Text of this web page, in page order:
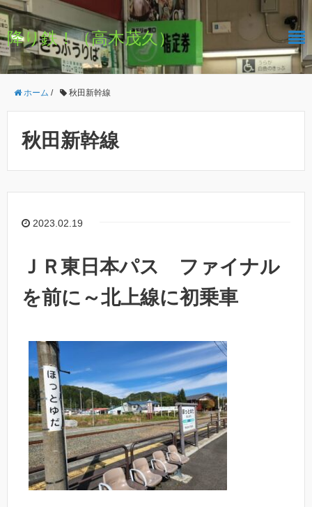
降り鉄！（高木茂久）
ホーム / 秋田新幹線
秋田新幹線
2023.02.19
ＪＲ東日本パス ファイナル
を前に～北上線に初乗車